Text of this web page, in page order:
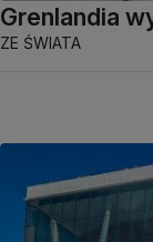
Grenlandia
ZE ŚWIATA